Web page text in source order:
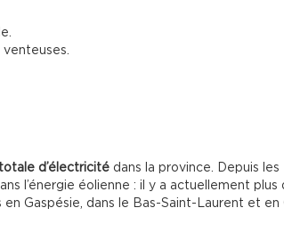
d’électricité dans la province. Depuis les
l’énergie éolienne : il y a actuellement plus
Gaspésie, dans le Bas-Saint-Laurent et en